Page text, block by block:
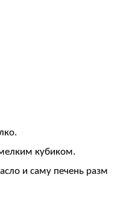
кубиком.
и саму печень разм